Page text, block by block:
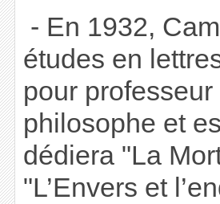
- En 1932,
études en
pour
philosophe et
dédiera "La
"L’Envers et